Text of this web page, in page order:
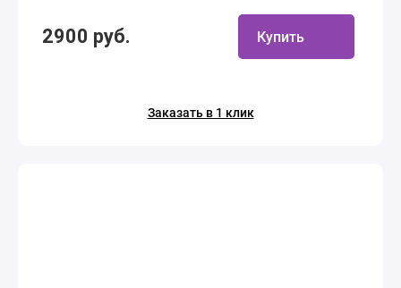
2900 руб. Купить
Заказать в 1 клик